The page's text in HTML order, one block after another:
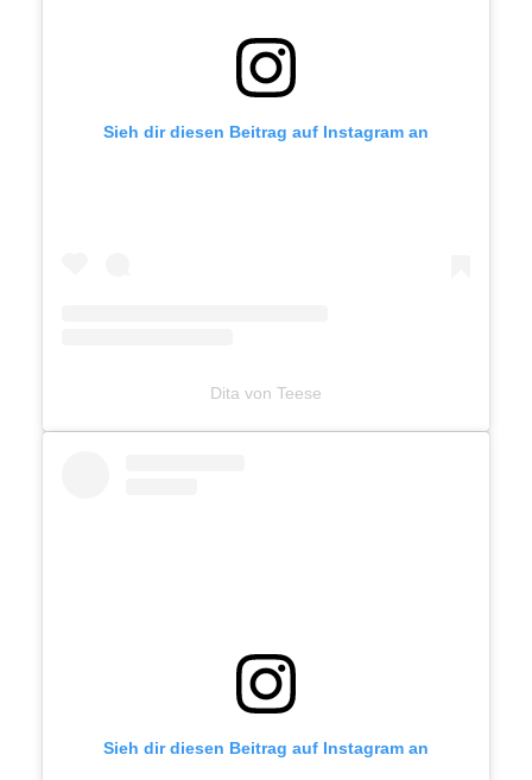
Sieh dir diesen Beitrag auf Instagram an
Dita von Teese
Sieh dir diesen Beitrag auf Instagram an